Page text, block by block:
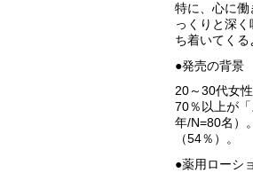
特に、心に
っくりと深
ち着いてくる
●発売の背景
20～30代女
70％以上が
年/N=80名）
（54％）。
●薬用ローシ